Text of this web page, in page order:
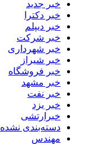
خبر جدید
خبر دکترا
خبر دیپلم
خبر شرکت
خبر شهرداری
خبر شیراز
خبر فروشگاه
خبر مشهد
خبر نفت
خبر یزد
خبرارتشی
دسته‌بندی نشده
مهندس